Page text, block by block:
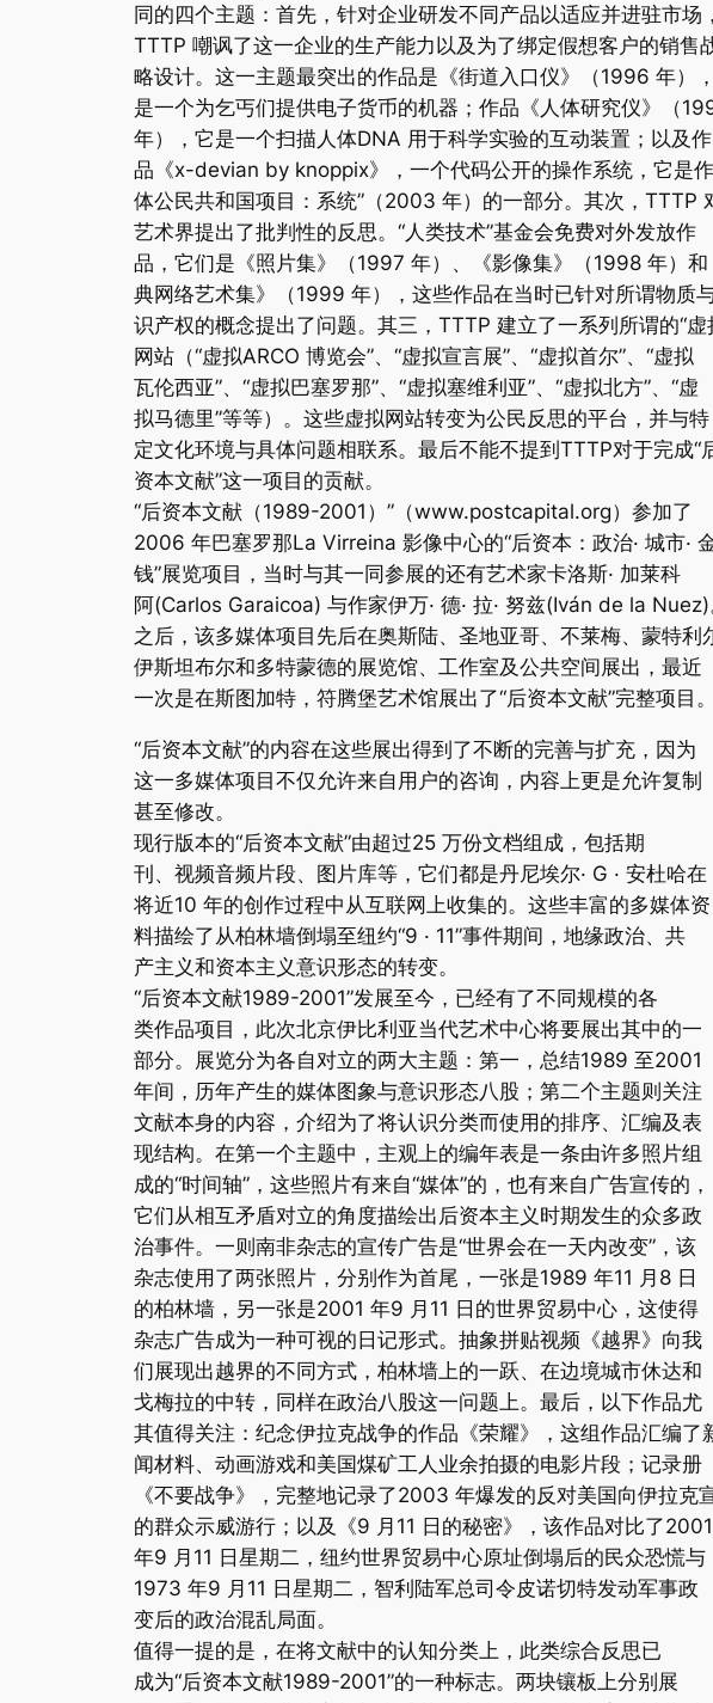
同的四个主题：首先，针对企业研发不同产品以适应并进驻市场，
TTTP 嘲讽了这一企业的生产能力以及为了绑定假想客户的销售
略设计。这一主题最突出的作品是《街道入口仪》（1996 年）
是一个为乞丐们提供电子货币的机器；作品《人体研究仪》（
年），它是一个扫描人体DNA 用于科学实验的互动装置；以及作
品《x-devian by knoppix》，一个代码公开的操作系统，它是作
体公民共和国项目：系统”（2003 年）的一部分。其次，TTTP
艺术界提出了批判性的反思。“人类技术”基金会免费对外发放作
品，它们是《照片集》（1997 年）、《影像集》（1998 年）和
典网络艺术集》（1999 年），这些作品在当时已针对所谓物质
识产权的概念提出了问题。其三，TTTP 建立了一系列所谓的“虚
网站（“虚拟ARCO 博览会”、“虚拟宣言展”、“虚拟首尔”、“虚拟
瓦伦西亚”、“虚拟巴塞罗那”、“虚拟塞维利亚”、“虚拟北方”、“虚
拟马德里”等等）。这些虚拟网站转变为公民反思的平台，并与特
定文化环境与具体问题相联系。最后不能不提到TTTP对于完成“
资本文献”这一项目的贡献。
“后资本文献（1989-2001）”（www.postcapital.org）参加了
2006 年巴塞罗那La Virreina 影像中心的“后资本：政治· 城市·
钱”展览项目，当时与其一同参展的还有艺术家卡洛斯· 加莱科
阿(Carlos Garaicoa) 与作家伊万· 德· 拉· 努兹(Iván de la Nuez)
之后，该多媒体项目先后在奥斯陆、圣地亚哥、不莱梅、蒙特利
伊斯坦布尔和多特蒙德的展览馆、工作室及公共空间展出，最近
一次是在斯图加特，符腾堡艺术馆展出了“后资本文献”完整项目。
“后资本文献”的内容在这些展出得到了不断的完善与扩充，因为
这一多媒体项目不仅允许来自用户的咨询，内容上更是允许复制
甚至修改。
现行版本的“后资本文献”由超过25 万份文档组成，包括期
刊、视频音频片段、图片库等，它们都是丹尼埃尔· G · 安杜哈在
将近10 年的创作过程中从互联网上收集的。这些丰富的多媒体资
料描绘了从柏林墙倒塌至纽约“9 · 11”事件期间，地缘政治、共
产主义和资本主义意识形态的转变。
“后资本文献1989-2001”发展至今，已经有了不同规模的各
类作品项目，此次北京伊比利亚当代艺术中心将要展出其中的一
部分。展览分为各自对立的两大主题：第一，总结1989 至2001
年间，历年产生的媒体图象与意识形态八股；第二个主题则关注
文献本身的内容，介绍为了将认识分类而使用的排序、汇编及表
现结构。在第一个主题中，主观上的编年表是一条由许多照片组
成的“时间轴”，这些照片有来自“媒体”的，也有来自广告宣传的，
它们从相互矛盾对立的角度描绘出后资本主义时期发生的众多政
治事件。一则南非杂志的宣传广告是“世界会在一天内改变”，该
杂志使用了两张照片，分别作为首尾，一张是1989 年11 月8 日
的柏林墙，另一张是2001 年9 月11 日的世界贸易中心，这使得
杂志广告成为一种可视的日记形式。抽象拼贴视频《越界》向我
们展现出越界的不同方式，柏林墙上的一跃、在边境城市休达和
戈梅拉的中转，同样在政治八股这一问题上。最后，以下作品尤
其值得关注：纪念伊拉克战争的作品《荣耀》，这组作品汇编了
闻材料、动画游戏和美国煤矿工人业余拍摄的电影片段；记录册
《不要战争》，完整地记录了2003 年爆发的反对美国向伊拉克
的群众示威游行；以及《9 月11 日的秘密》，该作品对比了2001
年9 月11 日星期二，纽约世界贸易中心原址倒塌后的民众恐慌与
1973 年9 月11 日星期二，智利陆军总司令皮诺切特发动军事政
变后的政治混乱局面。
值得一提的是，在将文献中的认知分类上，此类综合反思已
成为“后资本文献1989-2001”的一种标志。两块镶板上分别展